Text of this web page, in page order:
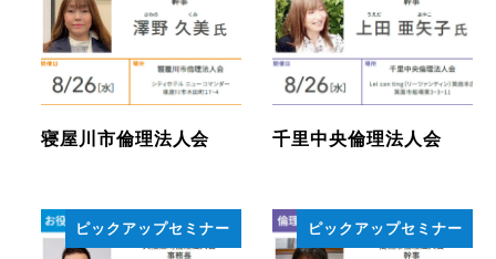
寝屋川市倫理法人会 千里中央倫理法人会
ピックアップセミナー ピックアップセミナー